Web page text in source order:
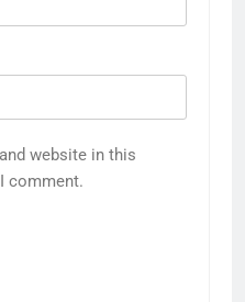
website in this
comment.